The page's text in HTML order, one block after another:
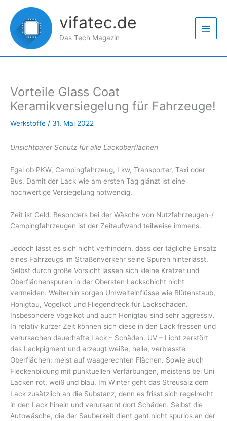
Inhalt
springen
vifatec.de
Das Tech Magazin
Vorteile Glass Coat
Keramikversiegelung für Fahrzeuge!
Werkstoffe / 31. Mai 2022
Unsichtbarer Schutz für alle Lackoberflächen
Egal ob PKW, Campingfahrzeug, Lkw, Transporter, Taxi oder
Bus. Damit der Lack wie am ersten Tag glänzt ist eine
hochwertige Versiegelung notwendig.
Zeit ist Geld. Besonders bei der Wäsche von Nutzfahrzeugen-/
Campingfahrzeugen ist der Zeitaufwand teilweise immens.
Jedoch lässt es sich nicht verhindern, dass der tägliche Einsatz
eines Fahrzeugs im Straßenverkehr seine Spuren hinterlässt.
Selbst durch große Vorsicht lassen sich kleine Kratzer und
Oberflächenspuren in der Obersten Lackschicht nicht
vermeiden. Weiterhin sorgen Umwelteinflüsse wie Blütenstaub,
Honigtau, Vogelkot und Fliegendreck für Lackschäden.
Insbesondere Vogelkot und auch Honigtau sind sehr aggressiv.
In relativ kurzer Zeit können sich diese in den Lack fressen und
verursachen dauerhafte Lack – Schäden. UV – Licht zerstört
das Lackpigment und erzeugt weiße, helle, verblasste
Oberflächen; meist auf waagerechten Flächen. Sowie auch
Fleckenbildung mit punktuellen Verfärbungen, meistens bei Uni
Lacken rot, weiß und blau. Im Winter geht das Streusalz dem
Lack zusätzlich an die Substanz, denn es frisst sich regelrecht
in den Lack hinein und verursacht dort Schäden. Selbst die
Autowäsche, die der Sauberkeit dient geht nicht spurlos an der